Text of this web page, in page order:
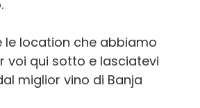
le location che abbiamo
voi qui sotto e lasciatevi
miglior vino di Banja